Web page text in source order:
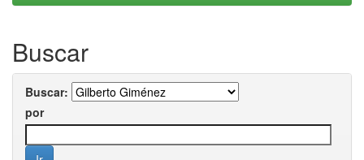
Buscar
Buscar:
por